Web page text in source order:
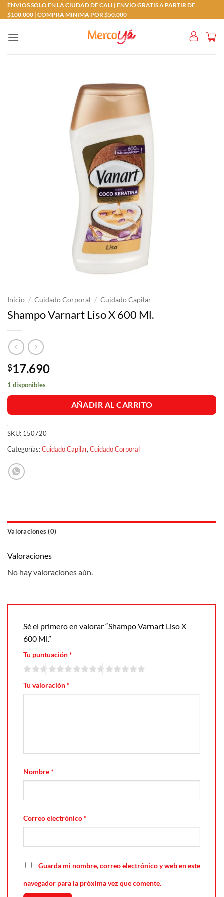
Saltar
al
ENVIOS SOLO EN LA CIUDAD DE CALI | ENVIO GRATIS A PARTIR DE
$100.000 | COMPRA MINIMA POR $50.000
Inicio / Cuidado Corporal / Cuidado Capilar
Shampo Varnart Liso X 600 Ml.
$17.690
1 disponibles
AÑADIR AL CARRITO
SKU: 150720
Categorías:Cuidado Capilar, Cuidado Corporal
Valoraciones (0)
Valoraciones
No hay valoraciones aún.
Sé el primero en valorar “Shampo Varnart Liso X
600 Ml.”
Tu puntuación*
Tu valoración*
Nombre*
Correo electrónico*
Guarda mi nombre, correo electrónico y web en este
navegador para la próxima vez que comente.